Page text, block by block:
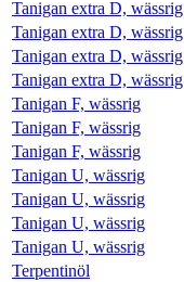
Tanigan extra D, wässrig
Tanigan extra D, wässrig
Tanigan extra D, wässrig
Tanigan extra D, wässrig
Tanigan F, wässrig
Tanigan F, wässrig
Tanigan F, wässrig
Tanigan U, wässrig
Tanigan U, wässrig
Tanigan U, wässrig
Tanigan U, wässrig
Terpentinöl